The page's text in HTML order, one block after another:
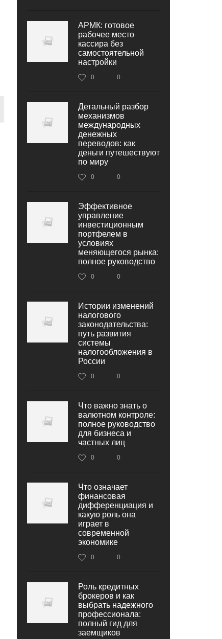
АРМК: готовое
рабочее место
кассира без
самостоятельной
настройки
0 0
Детальный разбор
механизмов
международных
денежных
переводов: как
деньги путешествуют
по миру
0 0
Эффективное
управление
инвестиционным
портфелем в
условиях
меняющегося рынка:
полное руководство
0 0
Истории изменений
налогового
законодательства:
путь развития
системы
налогообложения в
России
0 0
Что важно знать о
валютном контроле:
полное руководство
для бизнеса и
частных лиц
0 0
Что означает
финансовая
дифференциация и
какую роль она
играет в
современной
экономике
0 0
Роль кредитных
брокеров и как
выбрать надежного
профессионала:
полный гид для
заемщиков